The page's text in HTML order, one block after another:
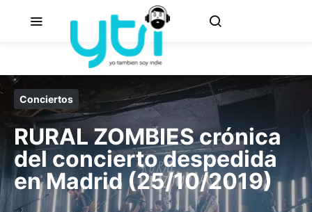
Conciertos
RURAL ZOMBIES crónica
del concierto despedida
en Madrid (25/10/2019)